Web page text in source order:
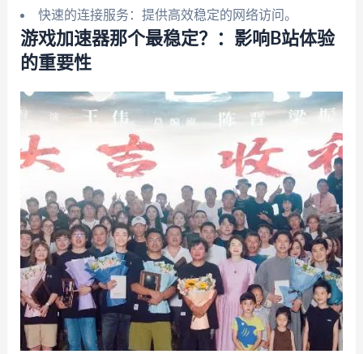
快速的连接服务：提供高效稳定的网络访问。
游戏加速器那个最稳定？：影响B站体验
的重要性